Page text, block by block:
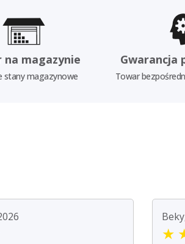
na magazynie
stany magazynowe
Gwarancja
Towar
★